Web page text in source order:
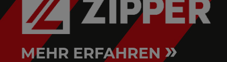
MEHR ERFAHREN »